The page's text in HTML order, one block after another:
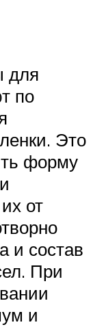
для
по
Это
форму
от
и состав
При
и